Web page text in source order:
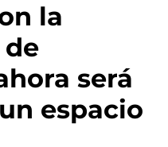
la
será
espacio